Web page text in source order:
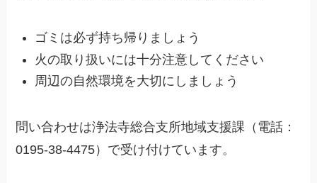
ゴミは必ず持ち帰りましょう
火の取り扱いには十分注意してください
周辺の自然環境を大切にしましょう
問い合わせは浄法寺総合支所地域支援課（電話：
0195-38-4475）で受け付けています。